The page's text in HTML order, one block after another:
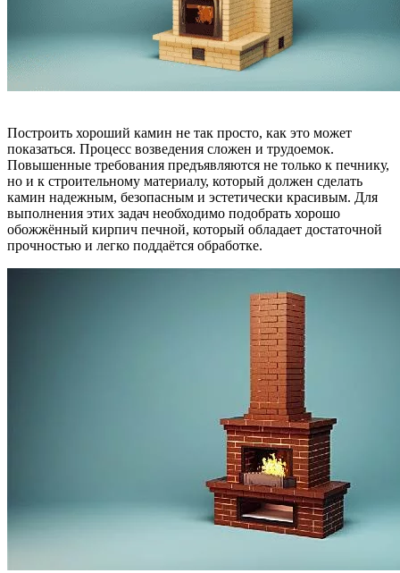
Построить хороший камин не так просто, как это может
показаться. Процесс возведения сложен и трудоемок.
Повышенные требования предъявляются не только к печнику,
но и к строительному материалу, который должен сделать
камин надежным, безопасным и эстетически красивым. Для
выполнения этих задач необходимо подобрать хорошо
обожжённый кирпич печной, который обладает достаточной
прочностью и легко поддаётся обработке.